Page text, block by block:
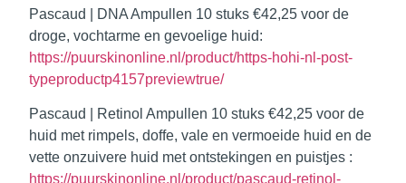
Pascaud | DNA Ampullen 10 stuks €42,25 voor de
droge, vochtarme en gevoelige huid:
https://puurskinonline.nl/product/https-hohi-nl-post-
typeproductp4157previewtrue/
Pascaud | Retinol Ampullen 10 stuks €42,25 voor de
huid met rimpels, doffe, vale en vermoeide huid en de
vette onzuivere huid met ontstekingen en puistjes :
https://puurskinonline.nl/product/pascaud-retinol-